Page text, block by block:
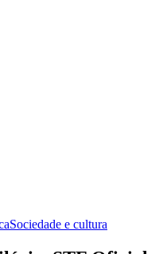
Sociedade e cultura